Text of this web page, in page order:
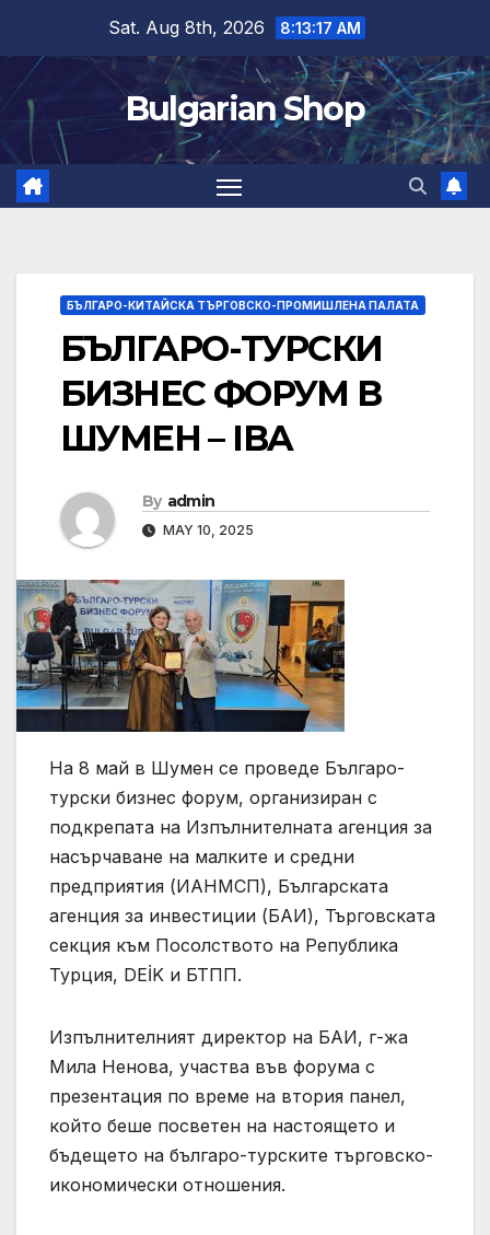
content
Sat. Aug 8th, 2026 8:13:17 AM
Bulgarian Shop
БЪЛГАРО-КИТАЙСКА ТЪРГОВСКО-ПРОМИШЛЕНА ПАЛАТА
БЪЛГАРО-ТУРСКИ
БИЗНЕС ФОРУМ В
ШУМЕН – IBA
By admin
MAY 10, 2025
На 8 май в Шумен се проведе Българо-
турски бизнес форум, организиран с
подкрепата на Изпълнителната агенция за
насърчаване на малките и средни
предприятия (ИАНМСП), Българската
агенция за инвестиции (БАИ), Търговската
секция към Посолството на Република
Турция, DEİK и БТПП.
Изпълнителният директор на БАИ, г-жа
Мила Ненова, участва във форума с
презентация по време на втория панел,
който беше посветен на настоящето и
бъдещето на българо-турските търговско-
икономически отношения.